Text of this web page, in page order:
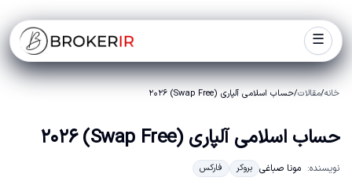
☰
خانه/مقالات/حساب اسلامی آلپاری (Swap Free) ۲۰۲۶
حساب اسلامی آلپاری (Swap Free) ۲۰۲۶
نویسنده: مونا صباغی بروکر فارکس